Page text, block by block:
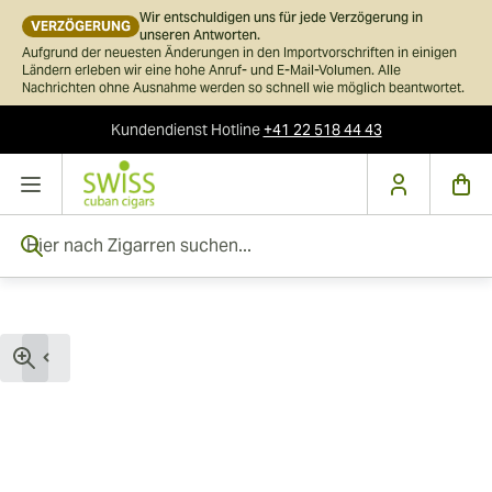
VERZÖGERUNG
Wir entschuldigen uns für jede Verzögerung in
unseren Antworten.
Aufgrund der neuesten Änderungen in den Importvorschriften in einigen
Ländern erleben wir eine hohe Anruf- und E-Mail-Volumen. Alle
Nachrichten ohne Ausnahme werden so schnell wie möglich beantwortet.
KundendienstHotline+41 22 518 44 43
Skip to Content